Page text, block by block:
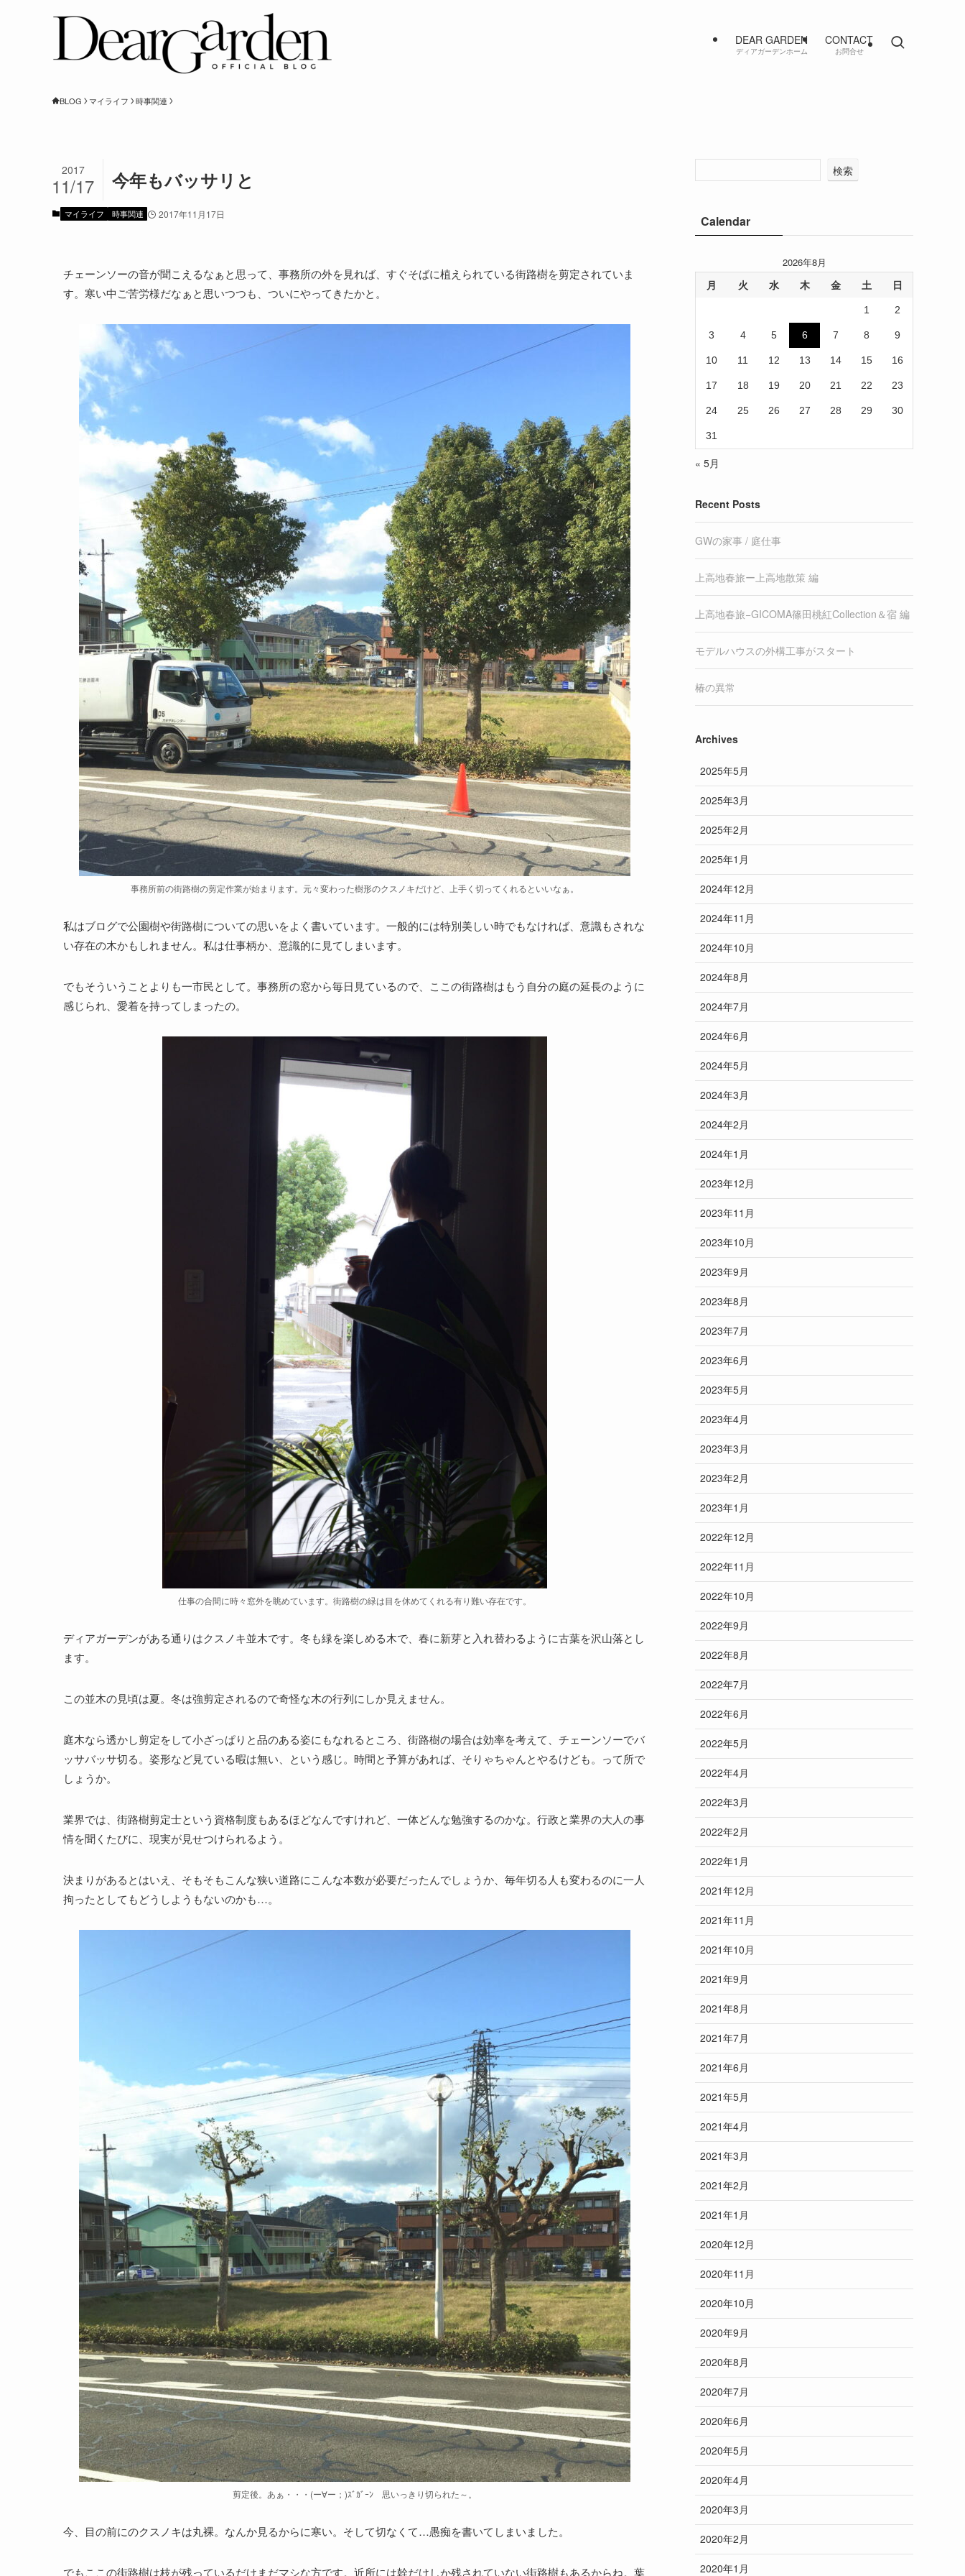
DEAR GARDEN
ディアガーデンホーム
CONTACT
お問合せ
BLOG マイライフ 時事関連
今年もバッサリと
2017
11/17
マイライフ 時事関連 2017年11月17日
チェーンソーの音が聞こえるなぁと思って、事務所の外を見れば、すぐそばに植えられている街路樹を剪定されていま
す。寒い中ご苦労様だなぁと思いつつも、ついにやってきたかと。
事務所前の街路樹の剪定作業が始まります。元々変わった樹形のクスノキだけど、上手く切ってくれるといいなぁ。
私はブログで公園樹や街路樹についての思いをよく書いています。一般的には特別美しい時でもなければ、意識もされな
い存在の木かもしれません。私は仕事柄か、意識的に見てしまいます。
でもそういうことよりも一市民として。事務所の窓から毎日見ているので、ここの街路樹はもう自分の庭の延長のように
感じられ、愛着を持ってしまったの。
仕事の合間に時々窓外を眺めています。街路樹の緑は目を休めてくれる有り難い存在です。
ディアガーデンがある通りはクスノキ並木です。冬も緑を楽しめる木で、春に新芽と入れ替わるように古葉を沢山落とし
ます。
この並木の見頃は夏。冬は強剪定されるので奇怪な木の行列にしか見えません。
庭木なら透かし剪定をして小ざっぱりと品のある姿にもなれるところ、街路樹の場合は効率を考えて、チェーンソーでバ
ッサバッサ切る。姿形など見ている暇は無い、という感じ。時間と予算があれば、そりゃちゃんとやるけども。って所で
しょうか。
業界では、街路樹剪定士という資格制度もあるほどなんですけれど、一体どんな勉強するのかな。行政と業界の大人の事
情を聞くたびに、現実が見せつけられるよう。
決まりがあるとはいえ、そもそもこんな狭い道路にこんな本数が必要だったんでしょうか、毎年切る人も変わるのに一人
拘ったとしてもどうしようもないのかも…。
剪定後。あぁ・・・(ー∀ー；)ｽﾞｶﾞｰﾝ 思いっきり切られた～。
今、目の前にのクスノキは丸裸。なんか見るからに寒い。そして切なくて…愚痴を書いてしまいました。
でもここの街路樹は枝が残っているだけまだマシな方です。近所には幹だけしか残されていない街路樹もあるからね。葉
検索
Calendar
2026年8月
月 火 水 木 金 土 日
1 2
3 4 5 6 7 8 9
10 11 12 13 14 15 16
17 18 19 20 21 22 23
24 25 26 27 28 29 30
31
« 5月
Recent Posts
GWの家事 / 庭仕事
上高地春旅ー上高地散策 編
上高地春旅−GICOMA篠田桃紅Collection＆宿 編
モデルハウスの外構工事がスタート
椿の異常
Archives
2025年5月
2025年3月
2025年2月
2025年1月
2024年12月
2024年11月
2024年10月
2024年8月
2024年7月
2024年6月
2024年5月
2024年3月
2024年2月
2024年1月
2023年12月
2023年11月
2023年10月
2023年9月
2023年8月
2023年7月
2023年6月
2023年5月
2023年4月
2023年3月
2023年2月
2023年1月
2022年12月
2022年11月
2022年10月
2022年9月
2022年8月
2022年7月
2022年6月
2022年5月
2022年4月
2022年3月
2022年2月
2022年1月
2021年12月
2021年11月
2021年10月
2021年9月
2021年8月
2021年7月
2021年6月
2021年5月
2021年4月
2021年3月
2021年2月
2021年1月
2020年12月
2020年11月
2020年10月
2020年9月
2020年8月
2020年7月
2020年6月
2020年5月
2020年4月
2020年3月
2020年2月
2020年1月